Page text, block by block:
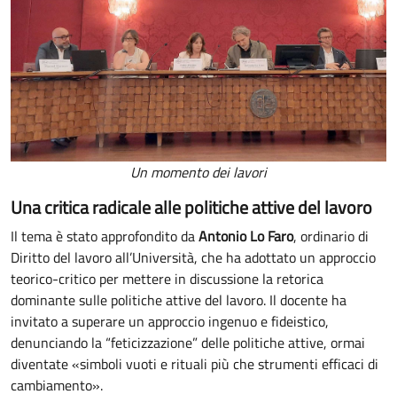
Un momento dei lavori
Una critica radicale alle politiche attive del lavoro
Il tema è stato approfondito daAntonio Lo Faro, ordinario di
Diritto del lavoro all’Università, che ha adottato un approccio
teorico-critico per mettere in discussione la retorica
dominante sulle politiche attive del lavoro. Il docente ha
invitato a superare un approccio ingenuo e fideistico,
denunciando la “feticizzazione” delle politiche attive, ormai
diventate «simboli vuoti e rituali più che strumenti efficaci di
cambiamento».